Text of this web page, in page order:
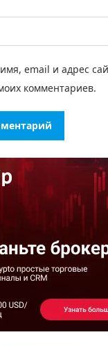
email и адрес
комментариев.